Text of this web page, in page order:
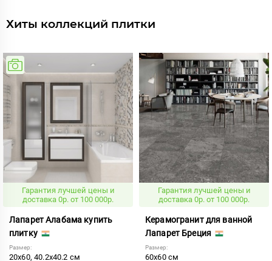
Хиты коллекций плитки
Гарантия лучшей цены и
доставка 0р. от 100 000р.
Лапарет Алабама купить
плитку
Размер:
20x60, 40.2x40.2 см
Гарантия лучшей цены и
доставка 0р. от 100 000р.
Керамогранит для ванной
Лапарет Бреция
Размер:
60x60 см